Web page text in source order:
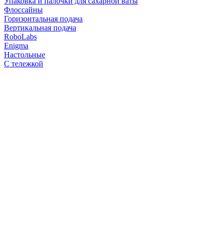
Флоссайны
Горизонтальная подача
Вертикальная подача
RoboLabs
Enigma
Настольные
С тележкой